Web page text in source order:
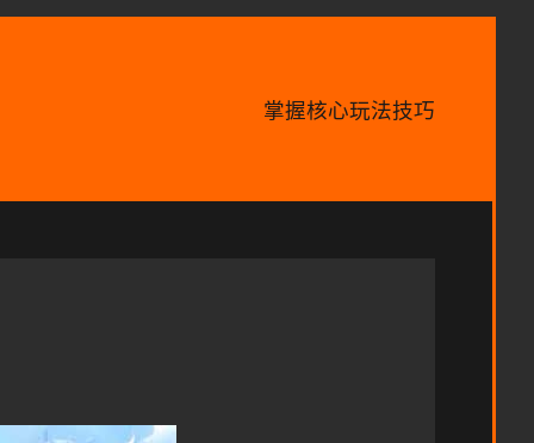
掌握核心玩法技巧